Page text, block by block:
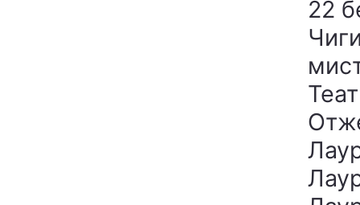
22